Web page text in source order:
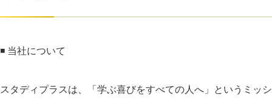
◾️ 当社について
スタディプラスは、「学ぶ喜びをすべての人へ」というミッシ